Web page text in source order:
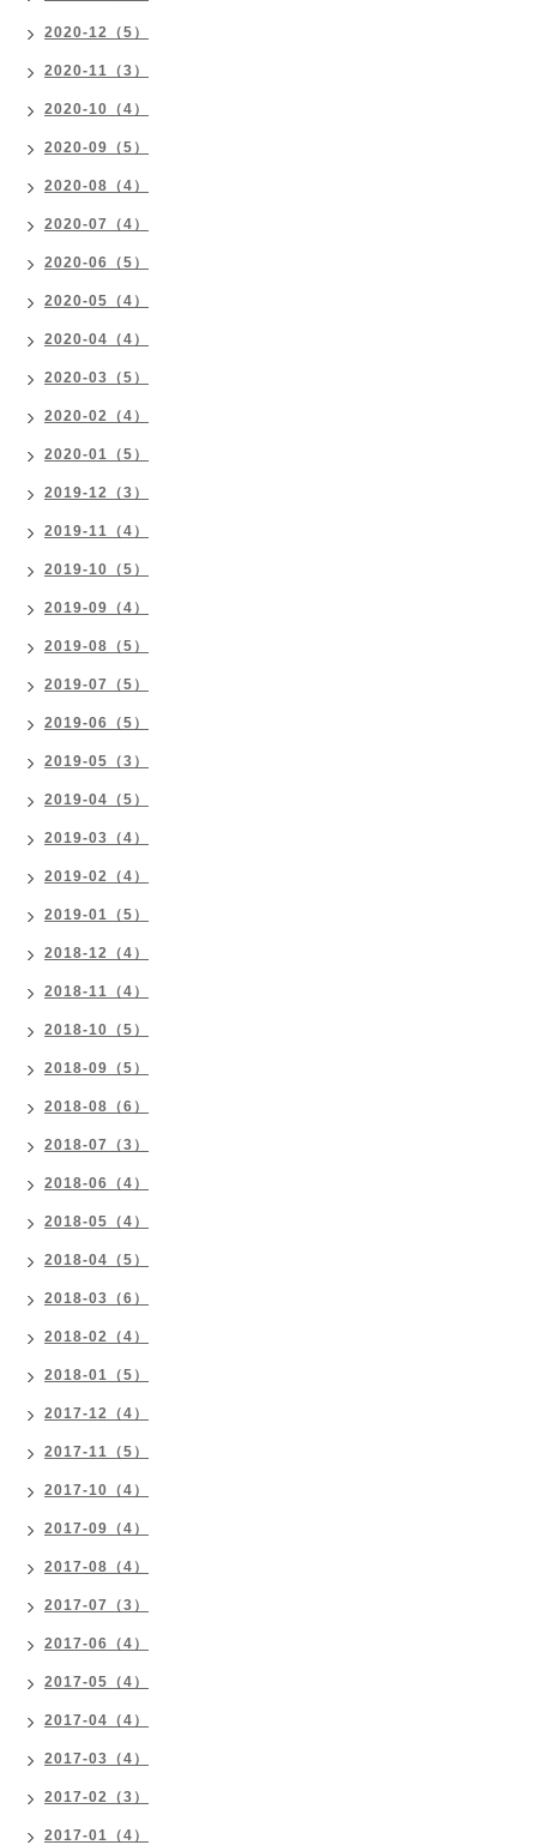
2020-12（5）
2020-11（3）
2020-10（4）
2020-09（5）
2020-08（4）
2020-07（4）
2020-06（5）
2020-05（4）
2020-04（4）
2020-03（5）
2020-02（4）
2020-01（5）
2019-12（3）
2019-11（4）
2019-10（5）
2019-09（4）
2019-08（5）
2019-07（5）
2019-06（5）
2019-05（3）
2019-04（5）
2019-03（4）
2019-02（4）
2019-01（5）
2018-12（4）
2018-11（4）
2018-10（5）
2018-09（5）
2018-08（6）
2018-07（3）
2018-06（4）
2018-05（4）
2018-04（5）
2018-03（6）
2018-02（4）
2018-01（5）
2017-12（4）
2017-11（5）
2017-10（4）
2017-09（4）
2017-08（4）
2017-07（3）
2017-06（4）
2017-05（4）
2017-04（4）
2017-03（4）
2017-02（3）
2017-01（4）